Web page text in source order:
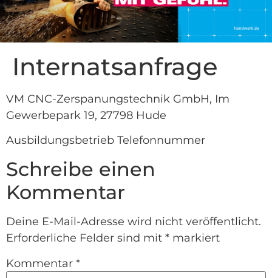
Internatsanfrage
VM CNC-Zerspanungstechnik GmbH, Im
Gewerbepark 19, 27798 Hude
Ausbildungsbetrieb Telefonnummer
Schreibe einen
Kommentar
Deine E-Mail-Adresse wird nicht veröffentlicht.
Erforderliche Felder sind mit * markiert
Kommentar *